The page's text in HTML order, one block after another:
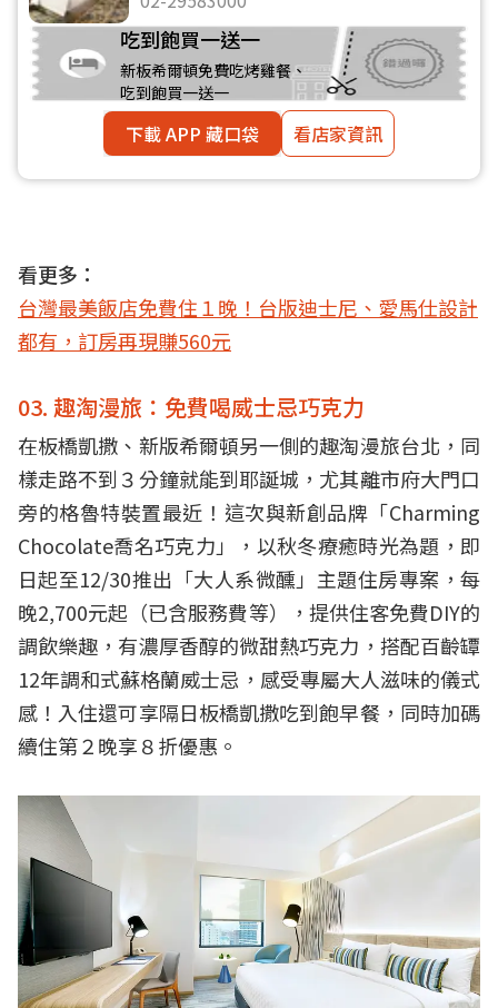
吃到飽買一送一
新板希爾頓免費吃烤雞餐、
吃到飽買一送一
下載 APP 藏口袋 看店家資訊
看更多：
台灣最美飯店免費住１晚！台版迪士尼、愛馬仕設計
都有，訂房再現賺560元
03. 趣淘漫旅：免費喝威士忌巧克力
在板橋凱撒、新版希爾頓另一側的趣淘漫旅台北，同
樣走路不到３分鐘就能到耶誕城，尤其離市府大門口
旁的格魯特裝置最近！這次與新創品牌「Charming
Chocolate喬名巧克力」，以秋冬療癒時光為題，即
日起至12/30推出「大人系微醺」主題住房專案，每
晚2,700元起（已含服務費等），提供住客免費DIY的
調飲樂趣，有濃厚香醇的微甜熱巧克力，搭配百齡罈
12年調和式蘇格蘭威士忌，感受專屬大人滋味的儀式
感！入住還可享隔日板橋凱撒吃到飽早餐，同時加碼
續住第２晚享８折優惠。